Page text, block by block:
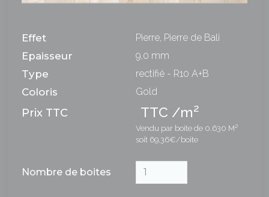
Effet Pierre, Pierre de Bali
Epaisseur 9,0 mm
Type rectifié - R10 A+B
Coloris Gold
Prix TTC TTC /m2
Vendu par boite de 0.630 M²
soit 69,36€/boite
Nombre de boites